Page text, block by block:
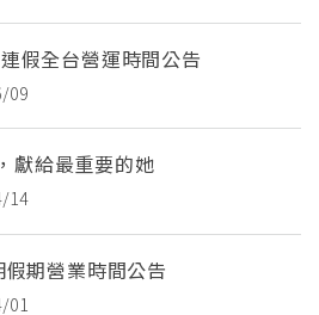
假全台營運時間公告
09
獻給最重要的她
14
期營業時間公告
01